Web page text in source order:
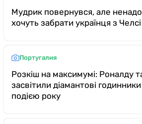
Мудрик повернувся, але
хочуть забрати українця з
Португалия
Розкіш на максимумі: Роналду
засвітили діамантові
подією року